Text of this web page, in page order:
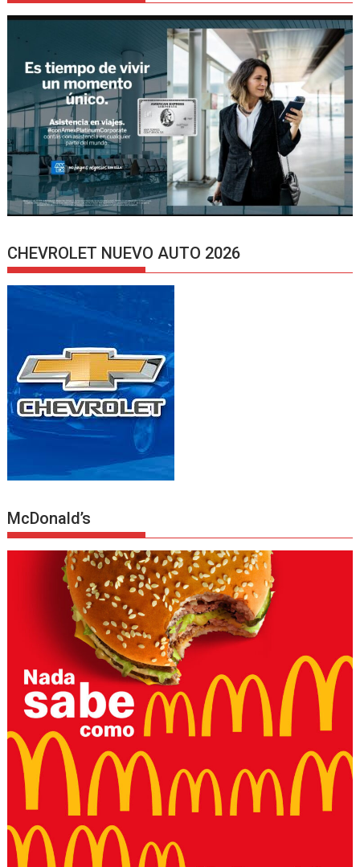
CHEVROLET NUEVO AUTO 2026
McDonald’s